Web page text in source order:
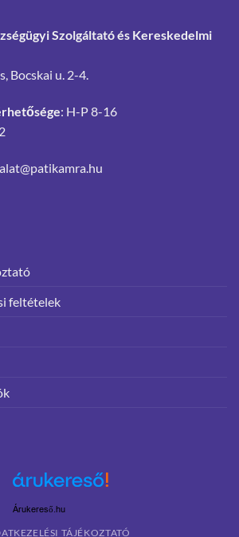
Szolgáltató és Kereskedelmi
Bocskai u. 2-4.
: H-P 8-16
feltételek
Árukereső.hu
TÁJÉKOZTATÓ